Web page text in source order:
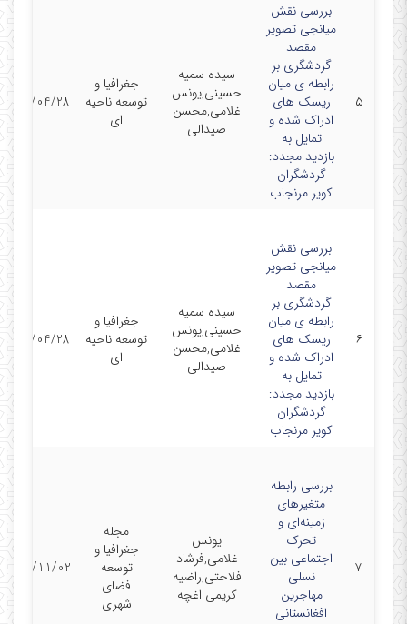
۵
بررسی نقش
میانجی تصویر
مقصد
گردشگری بر
رابطه ی میان
ریسک های
ادراک شده و
تمایل به
بازدید مجدد:
گردشگران
کویر مرنجاب
سیده سمیه
حسینی,یونس
غلامی,محسن
صیدالی
جغرافیا و
توسعه ناحیه
ای
1402/04/28
۶
بررسی نقش
میانجی تصویر
مقصد
گردشگری بر
رابطه ی میان
ریسک های
ادراک شده و
تمایل به
بازدید مجدد:
گردشگران
کویر مرنجاب
سیده سمیه
حسینی,یونس
غلامی,محسن
صیدالی
جغرافیا و
توسعه ناحیه
ای
1402/04/28
۷
بررسی رابطه
متغیرهای
زمینه‌ای و
تحرک
اجتماعی بین
نسلی
مهاجرین
افغانستانی
یونس
غلامی,فرشاد
فلاحتی,راضیه
کریمی اغچه
مجله
جغرافیا و
توسعه
فضای
شهری
1401/11/02